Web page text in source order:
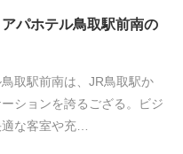
パホテル鳥取駅前南の
取駅前南は、JR鳥取駅か
ションを誇るござる。ビジ
適な客室や充…